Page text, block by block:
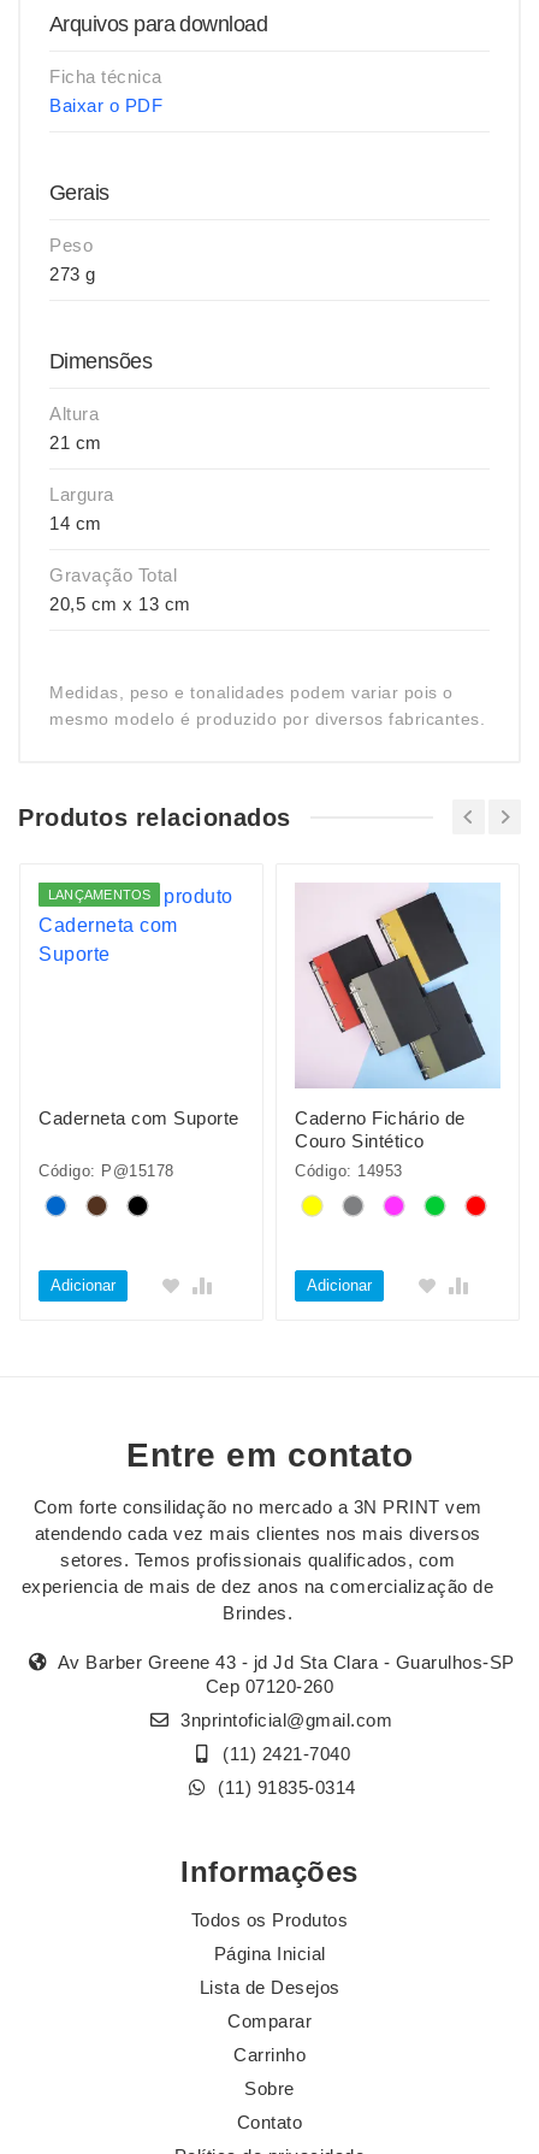
Arquivos para download
Ficha técnica
Baixar o PDF
Gerais
Peso
273 g
Dimensões
Altura
21 cm
Largura
14 cm
Gravação Total
20,5 cm x 13 cm
Medidas, peso e tonalidades podem variar pois o
mesmo modelo é produzido por diversos fabricantes.
Produtos relacionados
LANÇAMENTOS
Caderneta com Suporte
Código: P@15178
Adicionar
Caderno Fichário de
Couro Sintético
Código: 14953
Adicionar
Entre em contato
Com forte consilidação no mercado a 3N PRINT vem
atendendo cada vez mais clientes nos mais diversos
setores. Temos profissionais qualificados, com
experiencia de mais de dez anos na comercialização de
Brindes.
Av Barber Greene 43 - jd Jd Sta Clara - Guarulhos-SP
Cep 07120-260
3nprintoficial@gmail.com
(11) 2421-7040
(11) 91835-0314
Informações
Todos os Produtos
Página Inicial
Lista de Desejos
Comparar
Carrinho
Sobre
Contato